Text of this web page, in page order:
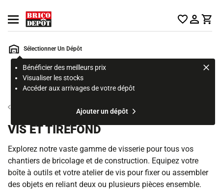
Ouvrir le menu
Sélectionner Un Dépôt
Bénéficier des meilleurs prix
Visualiser les stocks
Accéder aux arrivages de votre dépôt
Ajouter un dépôt
Rechercher
page
Clouterie, visserie et boulonnerie
VIS ET TIREFOND
Explorez notre vaste gamme de visserie pour tous vos
chantiers de bricolage et de construction. Equipez votre
boîte à outils et votre atelier de vis pour fixer ou assembler
des objets en reliant deux ou plusieurs pièces ensemble.